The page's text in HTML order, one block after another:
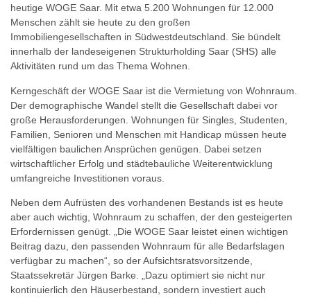
heutige WOGE Saar. Mit etwa 5.200 Wohnungen für 12.000
Menschen zählt sie heute zu den großen
Immobiliengesellschaften in Südwestdeutschland. Sie bündelt
innerhalb der landeseigenen Strukturholding Saar (SHS) alle
Aktivitäten rund um das Thema Wohnen.
Kerngeschäft der WOGE Saar ist die Vermietung von Wohnraum.
Der demographische Wandel stellt die Gesellschaft dabei vor
große Herausforderungen. Wohnungen für Singles, Studenten,
Familien, Senioren und Menschen mit Handicap müssen heute
vielfältigen baulichen Ansprüchen genügen. Dabei setzen
wirtschaftlicher Erfolg und städtebauliche Weiterentwicklung
umfangreiche Investitionen voraus.
Neben dem Aufrüsten des vorhandenen Bestands ist es heute
aber auch wichtig, Wohnraum zu schaffen, der den gesteigerten
Erfordernissen genügt. „Die WOGE Saar leistet einen wichtigen
Beitrag dazu, den passenden Wohnraum für alle Bedarfslagen
verfügbar zu machen“, so der Aufsichtsratsvorsitzende,
Staatssekretär Jürgen Barke. „Dazu optimiert sie nicht nur
kontinuierlich den Häuserbestand, sondern investiert auch